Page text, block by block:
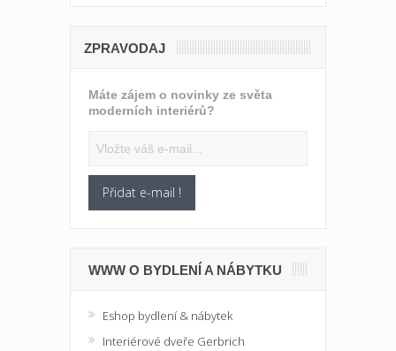
ZPRAVODAJ
Máte zájem o novinky ze světa
moderních interiérů?
Přidat e-mail !
WWW O BYDLENÍ A NÁBYTKU
Eshop bydlení & nábytek
Interiérové dveře Gerbrich